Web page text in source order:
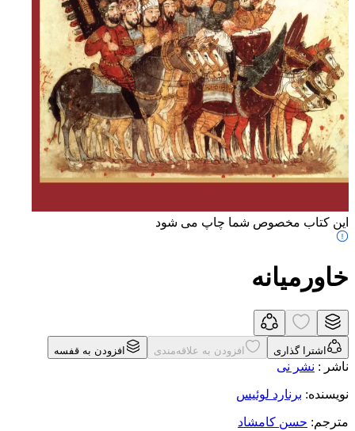
این کتاب مخصوص شما چاپ می شود
خاورمیانه
اشترا گذاری افزودن به علاقه‌مندی افزودن به قفسه
ناشر : نشر نی
نویسنده: برنارد لوئیس
مترجم: حسن کامشاد